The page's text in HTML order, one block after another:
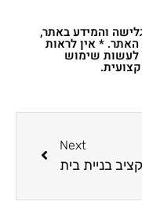
והמידע באתר,
* אין לראות
לעשות שימוש
Next
בניית בית